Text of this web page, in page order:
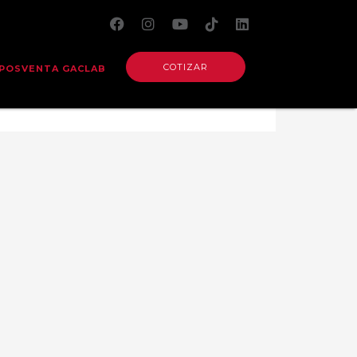
POSVENTA GACLAB COTIZAR